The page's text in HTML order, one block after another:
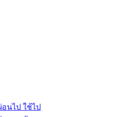
นไป ใช้ไป